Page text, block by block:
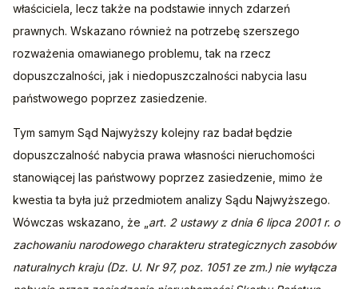
właściciela, lecz także na podstawie innych zdarzeń
prawnych. Wskazano również na potrzebę szerszego
rozważenia omawianego problemu, tak na rzecz
dopuszczalności, jak i niedopuszczalności nabycia lasu
państwowego poprzez zasiedzenie.
Tym samym Sąd Najwyższy kolejny raz badał będzie
dopuszczalność nabycia prawa własności nieruchomości
stanowiącej las państwowy poprzez zasiedzenie, mimo że
kwestia ta była już przedmiotem analizy Sądu Najwyższego.
Wówczas wskazano, że „ art. 2 ustawy z dnia 6 lipca 2001 r. o
zachowaniu narodowego charakteru strategicznych zasobów
naturalnych kraju (Dz. U. Nr 97, poz. 1051 ze zm.) nie wyłącza